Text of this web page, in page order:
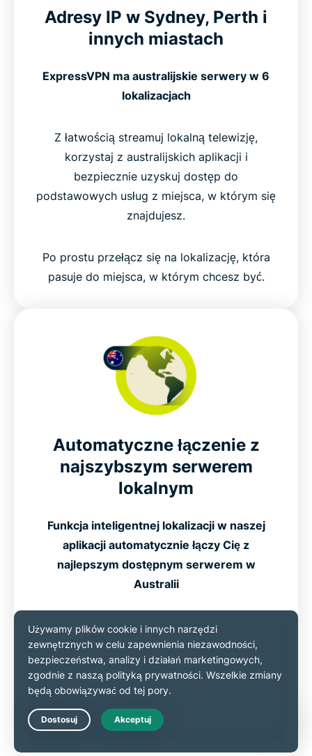
Adresy IP w Sydney, Perth i
innych miastach
ExpressVPN ma australijskie serwery w 6
lokalizacjach
Z łatwością streamuj lokalną telewizję,
korzystaj z australijskich aplikacji i
bezpiecznie uzyskuj dostęp do
podstawowych usług z miejsca, w którym się
znajdujesz.
Po prostu przełącz się na lokalizację, która
pasuje do miejsca, w którym chcesz być.
Automatyczne łączenie z
najszybszym serwerem
lokalnym
Funkcja inteligentnej lokalizacji w naszej
aplikacji automatycznie łączy Cię z
najlepszym dostępnym serwerem w
Australii
Wybiera najlepiej działający serwer na
podstawie Twojej lokalizacji.
Bez zgadywania — po prostu pozwól
aplikacji znaleźć najszybszą ścieżkę dla
Ciebie.